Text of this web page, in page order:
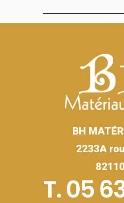
BH
2233A
T. 05